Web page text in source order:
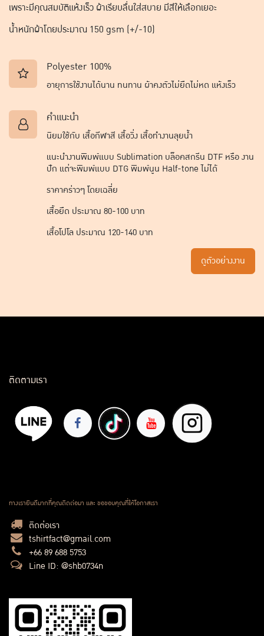
เพราะมีคุณสมบัติแห้งเร็ว ผ้าเรียบลื่นใส่สบาย มีสีให้เลือกเยอะ
น้ำหนักผ้าโดยประมาณ 150 gsm (+/-10)
Polyester 100%
อายุการใช้งานได้นาน ทนทาน ผ้าคงตัวไม่ยืดไม่หด แห้งเร็ว
คำแนะนำ
นิยมใช้กับ เสื้อกีฬาสี เสื้อวิ่ง เสื้อทำงานลุยน้ำ
แนะนำงานพิมพ์แบบ Sublimation บล็อคสกรีน DTF หรือ งาน
ปัก แต่จะพิมพ์แบบ DTG พิมพ์นูน Half-tone ไม่ได้
ราคาคร่าวๆ โดยเฉลี่ย
เสื้อยืด ประมาณ 80-100 บาท
เสื้อโปโล ประมาณ 120-140 บาท
ดูตัวอย่างงาน
ติดตามเรา
ทางเรายินดีมากที่คุณติดต่อมา และ ขอขอบคุณที่ให้โอกาสเรา
ติดต่อเรา
tshirtfact@gmail.com
+66 89 688 5753
Line ID: @shb0734n